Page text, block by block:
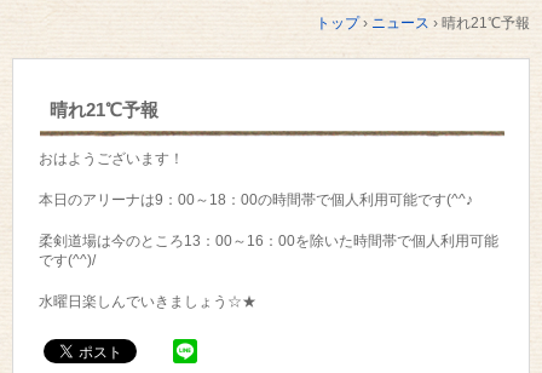
トップ › ニュース › 晴れ21℃予報
晴れ21℃予報
おはようございます！
本日のアリーナは9：00～18：00の時間帯で個人利用可能です(^^♪
柔剣道場は今のところ13：00～16：00を除いた時間帯で個人利用可能
です(^^)/
水曜日楽しんでいきましょう☆★